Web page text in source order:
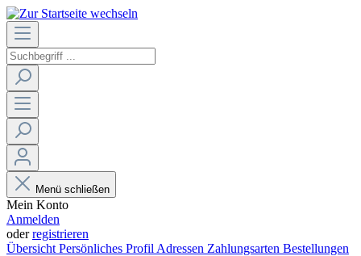
Menü schließen
Mein Konto
Anmelden
oderregistrieren
Übersicht Persönliches Profil Adressen Zahlungsarten Bestellungen